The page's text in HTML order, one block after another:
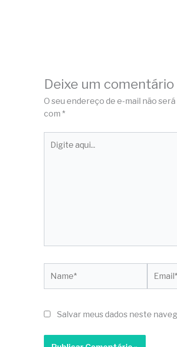
Deixe um comentário
O seu endereço de e-mail não
com *
aqui...
Salvar meus dados neste